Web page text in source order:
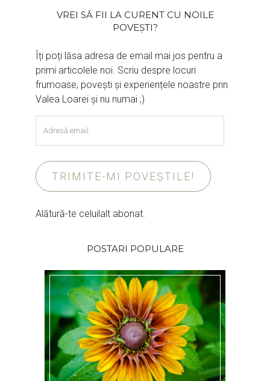
VREI SĂ FII LA CURENT CU NOILE
POVEȘTI?
Îți poți lăsa adresa de email mai jos pentru a
primi articolele noi. Scriu despre locuri
frumoase, povești și experiențele noastre prin
Valea Loarei și nu numai ;)
email
TRIMITE-MI POVEȘTILE!
Alătură-te celuilalt abonat.
POSTARI POPULARE